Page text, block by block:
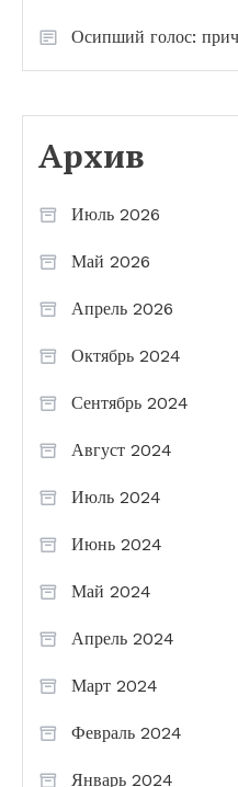
Осипший голос:
Архив
Июль 2026
Май 2026
Апрель 2026
Октябрь 2024
Сентябрь 2024
Август 2024
Июль 2024
Июнь 2024
Май 2024
Апрель 2024
Март 2024
Февраль 2024
Январь 2024